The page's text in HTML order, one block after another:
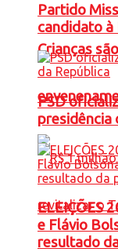
Crianças
Partido
candidato à
PSD
presidência
ELEIÇÕES
e Flávio
resultado